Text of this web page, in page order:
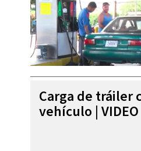
Carga de tráiler
vehículo | VIDEO